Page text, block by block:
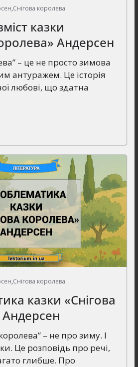
,Снігова королева
казки
Андерсен
– це не просто зимова
антуражем. Це історія
любові, що здатна
,Снігова королева
казки «Снігова
– не про зиму. І
Це розповідь про речі,
глибше. Про